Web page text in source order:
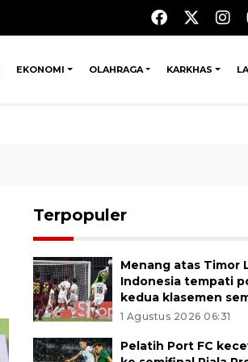
EKONOMI OLAHRAGA KARKHAS
Terpopuler
Menang atas Timor
Indonesia tempati
kedua klasemen
1 Agustus 2026 06:31
Pelatih Port FC